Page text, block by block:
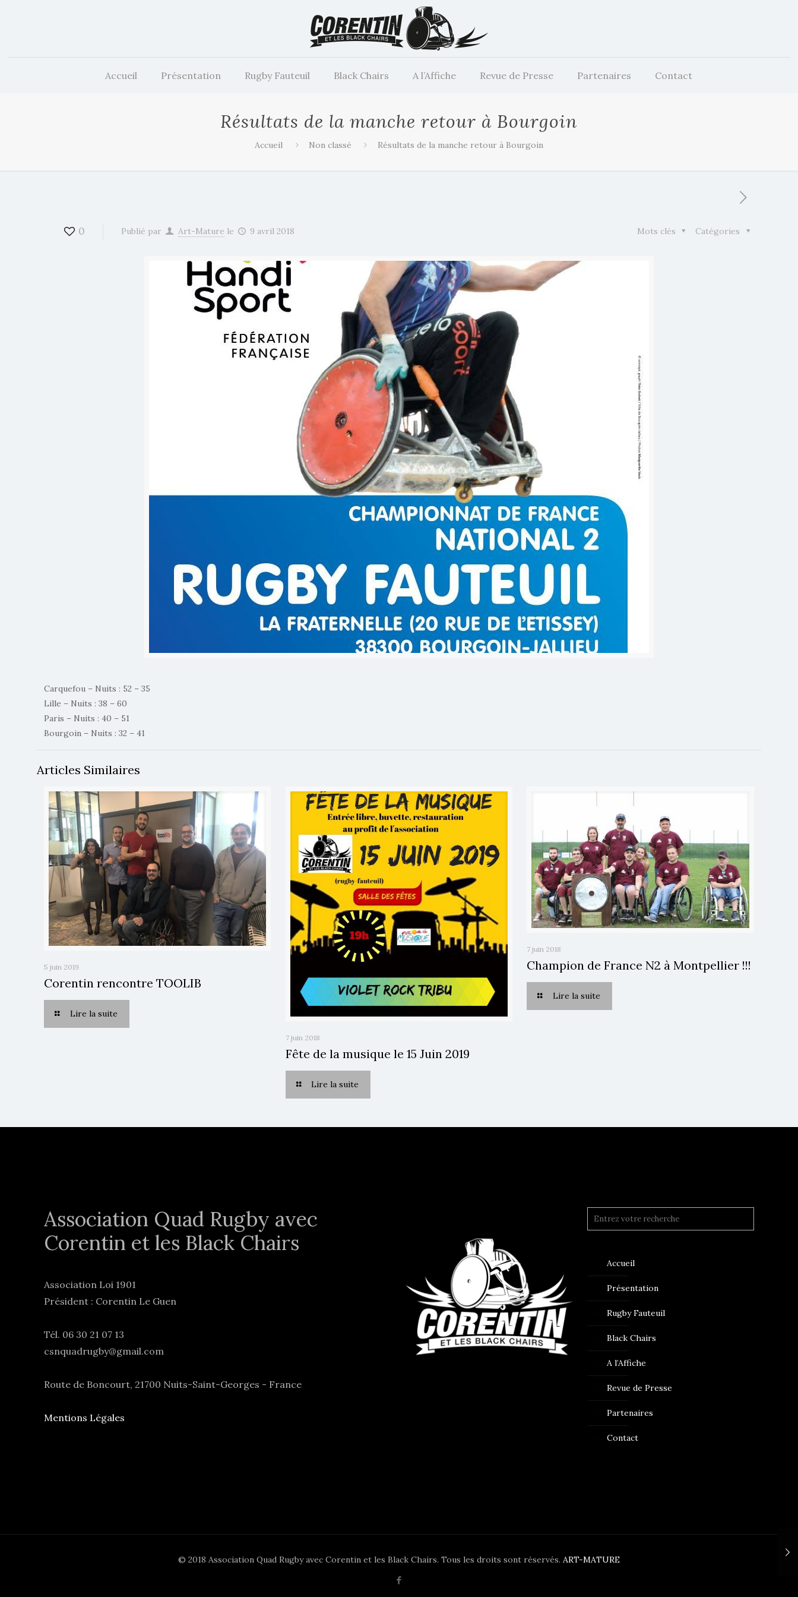
Accueil Présentation Rugby Fauteuil Black Chairs A l’Affiche Revue de Presse Partenaires Contact
Résultats de la manche retour à Bourgoin
Accueil Non classé Résultats de la manche retour à Bourgoin
0 Publié par Art-Mature le 9 avril 2018 Catégories
Mots clés
Carquefou – Nuits : 52 – 35
Lille – Nuits : 38 – 60
Paris – Nuits : 40 – 51
Bourgoin – Nuits : 32 – 41
Articles Similaires
5 juin 2019
Corentin rencontre TOOLIB
Lire la suite
7 juin 2018
Fête de la musique le 15 Juin 2019
Lire la suite
7 juin 2018
Champion de France N2 à Montpellier !!!
Lire la suite
Association Quad Rugby avec
Corentin et les Black Chairs
Association Loi 1901
Président : Corentin Le Guen
Tél. 06 30 21 07 13
csnquadrugby@gmail.com
Route de Boncourt, 21700 Nuits-Saint-Georges - France
Mentions Légales
Accueil
Présentation
Rugby Fauteuil
Black Chairs
A l’Affiche
Revue de Presse
Partenaires
Contact
© 2018 Association Quad Rugby avec Corentin et les Black Chairs. Tous les droits sont réservés. ART-MATURE